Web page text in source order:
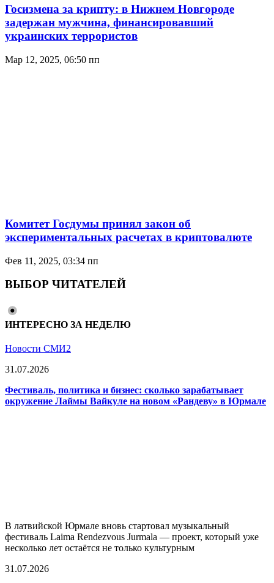
Госизмена за крипту: в Нижнем Новгороде
задержан мужчина, финансировавший
украинских террористов
Мар 12, 2025, 06:50 пп
Комитет Госдумы принял закон об
экспериментальных расчетах в криптовалюте
Фев 11, 2025, 03:34 пп
ВЫБОР ЧИТАТЕЛЕЙ
ИНТЕРЕСНО ЗА НЕДЕЛЮ
Новости СМИ2
31.07.2026
Фестиваль, политика и бизнес: сколько зарабатывает
окружение Лаймы Вайкуле на новом «Рандеву» в Юрмале
В латвийской Юрмале вновь стартовал музыкальный
фестиваль Laima Rendezvous Jurmala — проект, который уже
несколько лет остаётся не только культурным
31.07.2026